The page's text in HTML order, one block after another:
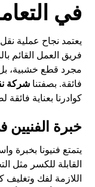
في
يعتمد نجاح عملية
فريق العمل القائم
مجرد قطع خشبية،
فائقة. بصفتناشركة
كوادرنا بعناية
خبرة الفنيين
يتمتع فنيونا بخبرة
القابلة للكسر مثل
اللازمة لفك